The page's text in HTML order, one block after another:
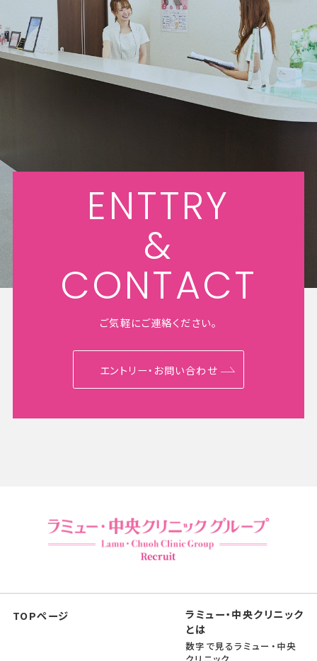
ENTTRY
&
CONTACT
ご気軽にご連絡ください。
エントリー・お問い合わせ
TOPページ
ラミュー・中央クリニック
とは
数字で見るラミュー・中央